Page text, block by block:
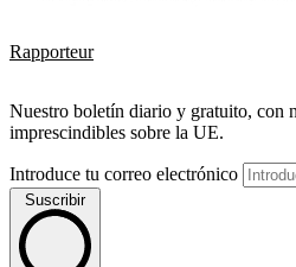
Rapporteur
Nuestro boletín diario y gratuito, con
imprescindibles sobre la UE.
Introduce tu correo electrónico
Suscribir